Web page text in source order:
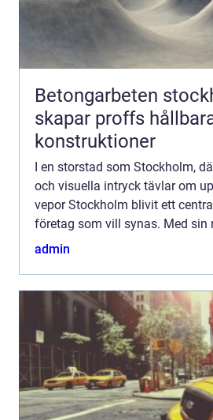
Betongarbeten
skapar proffs
konstruktioner
I en storstad som Stockholm,
och visuella intryck tävlar om
vepor Stockholm blivit ett
företag som vill synas. Med sin
slående designs kan...
admin